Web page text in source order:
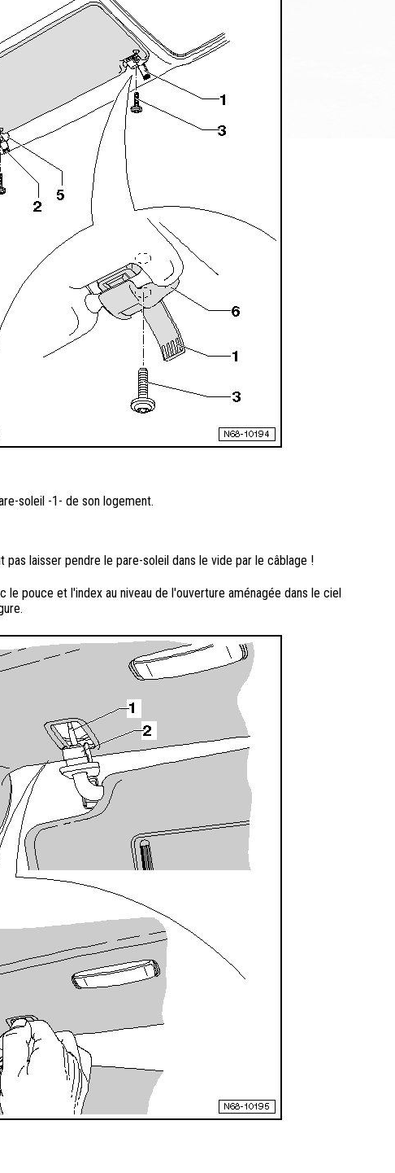
soleil -1- de son logement.
pas laisser pendre le pare-soleil dans le vide par le câblage !
le pouce et l'index au niveau de l'ouverture aménagée dans le ciel